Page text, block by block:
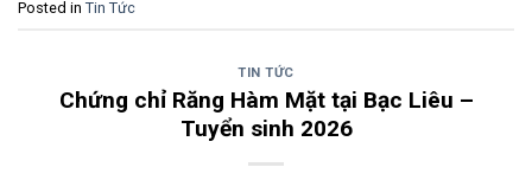
Posted in Tin Tức
TIN TỨC
Chứng chỉ Răng Hàm Mặt tại Bạc Liêu –
Tuyển sinh 2026